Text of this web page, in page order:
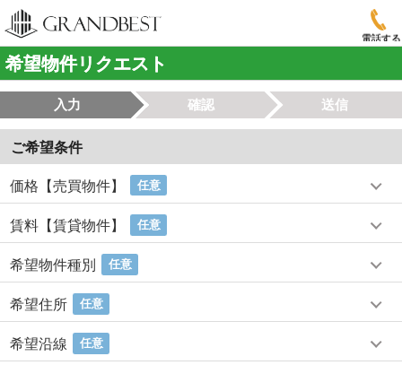
電話する
希望物件リクエスト
入力 確認 送信
ご希望条件
価格【売買物件】 任意
賃料【賃貸物件】 任意
希望物件種別 任意
希望住所 任意
希望沿線 任意